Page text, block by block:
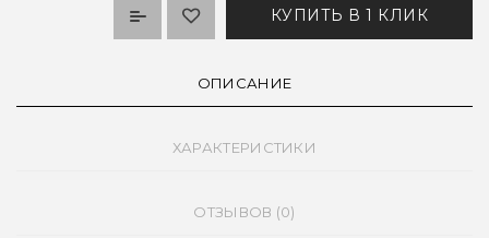
КУПИТЬ В 1 КЛИК
ОПИСАНИЕ
ХАРАКТЕРИСТИКИ
ОТЗЫВОВ (0)